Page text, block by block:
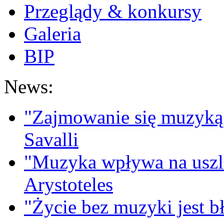
Przeglądy & konkursy
Galeria
BIP
News:
"Zajmowanie się
Savalli
"Muzyka wpływa na
Arystoteles
"Życie bez muzyki jest